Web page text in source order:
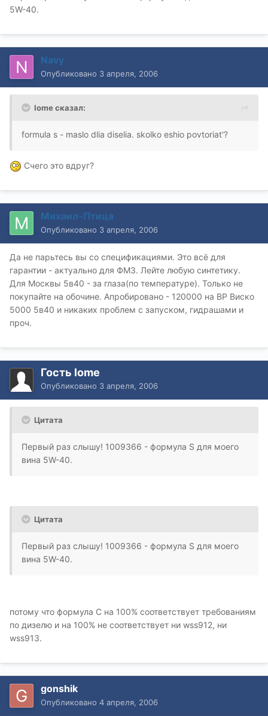
5W-40.
Navy
Опубликовано 3 апреля, 2006
lome сказал:
formula s - maslo dlia diselia. skolko eshio povtoriat'?
Счего это вдруг?
Михаил-Птица
Опубликовано 3 апреля, 2006
Да не парьтесь вы со спецификациями. Это всё для
гарантии - актуально для ФМ3. Лейте любую синтетику.
Для Москвы 5в40 - за глаза(по температуре). Только не
покупайте на обочине. Апробировано - 120000 на ВР Виско
5000 5в40 и никаких проблем с запуском, гидрашами и
проч.
Гость lome
Опубликовано 3 апреля, 2006
Цитата
Первый раз слышу! 1009366 - формула S для моего
вина 5W-40.
Цитата
Первый раз слышу! 1009366 - формула S для моего
вина 5W-40.
потому что формула С на 100% соответствует требованиям
по дизелю и на 100% не соответствует ни wss912, ни
wss913.
gonshik
Опубликовано 4 апреля, 2006